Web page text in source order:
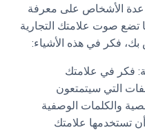
الأشخاص على معرفة
تضع صوت علامتك التجارية
فكر في هذه الأشياء:
فكر في علامتك
التي سيتمتعون
والكلمات الوصفية
تستخدمها علامتك